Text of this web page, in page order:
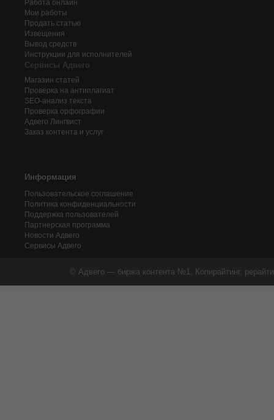
Работа онлайн
Мои работы
Продать статью
Извещения
Вывод средств
Инструкции для исполнителей
Сервисы Адвего
Магазин статей
Проверка на антиплагиат
SEO-анализ текста
Проверка орфографии
Адвего Лингвист
Заказ контента и услуг
Информация
Пользовательское соглашение
Политика конфиденциальности
Поддержка пользователей
Партнерская программа
Новости Адвего
Сервисы Адвего
© Адвего — биржа контента №1. Копирайтинг,